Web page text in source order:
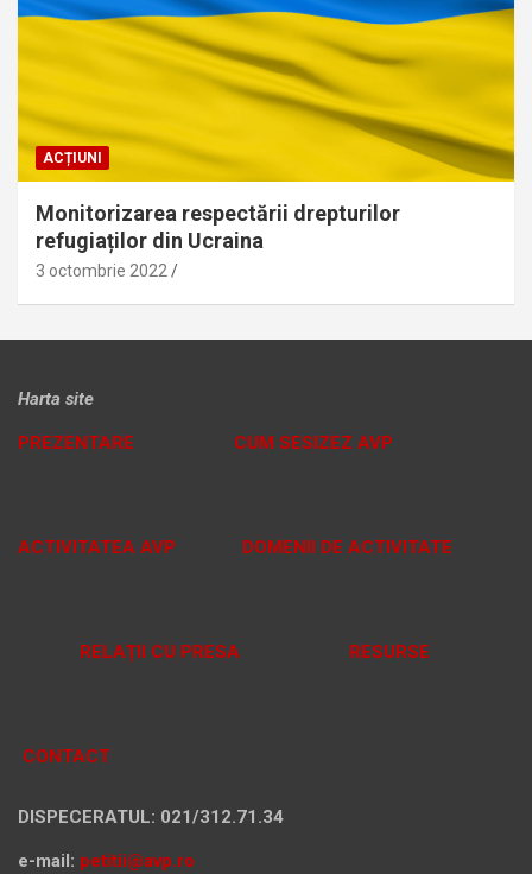
ACȚIUNI
Monitorizarea respectării drepturilor
refugiaților din Ucraina
3 octombrie 2022
Harta site
PREZENTARE CUM SESIZEZ AVP
ACTIVITATEA AVP DOMENII DE ACTIVITATE
RELAȚII CU PRESA RESURSE
CONTACT
DISPECERATUL: 021/312.71.34
e-mail: petitii@avp.ro